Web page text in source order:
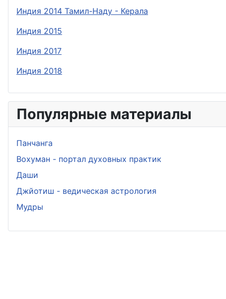
Индия 2014 Тамил-Наду - Керала
Индия 2015
Индия 2017
Индия 2018
Популярные материалы
Панчанга
Вохуман - портал духовных практик
Даши
Джйотиш - ведическая астрология
Мудры